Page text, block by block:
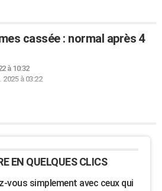
cassée : normal après 4
à 10:32
à 03:22
EN QUELQUES CLICS
vous simplement avec ceux qui